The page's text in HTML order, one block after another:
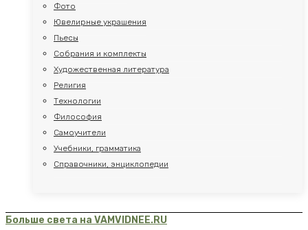
Фото
Ювелирные украшения
Пьесы
Собрания и комплекты
Художественная литература
Религия
Технологии
Философия
Самоучители
Учебники, грамматика
Справочники, энциклопедии
Больше света на VAMVIDNEE.RU